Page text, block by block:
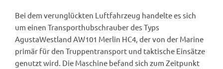
Bei dem verunglückten Luftfahrzeug handelte es sich
um einen Transporthubschrauber des Typs
AgustaWestland AW101 Merlin HC4, der von der Marine
primär für den Truppentransport und taktische Einsätze
genutzt wird. Die Maschine befand sich zum Zeitpunkt